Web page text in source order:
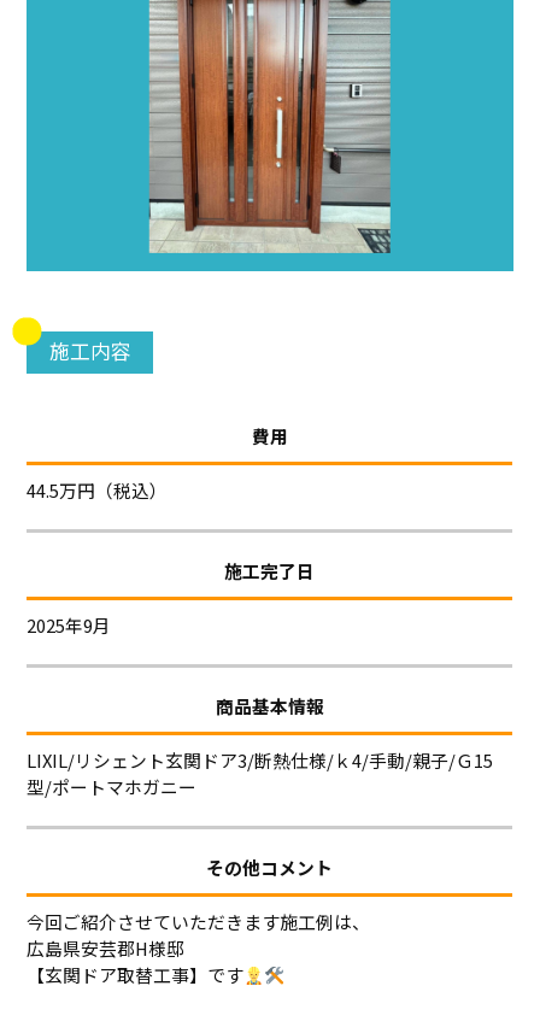
施工内容
費用
44.5万円（税込）
施工完了日
2025年9月
商品基本情報
LIXIL/リシェント玄関ドア3/断熱仕様/ｋ4/手動/親子/Ｇ15
型/ポートマホガニー
その他コメント
今回ご紹介させていただきます施工例は、
広島県安芸郡H様邸
【玄関ドア取替工事】です